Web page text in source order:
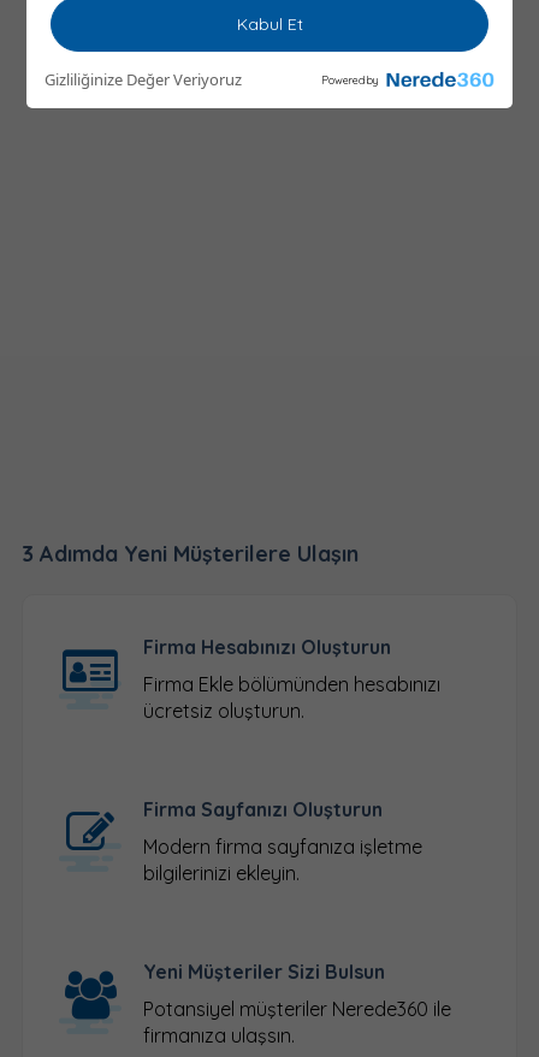
Kabul Et
Gizliliğinize Değer Veriyoruz Powered by
3 Adımda Yeni Müşterilere Ulaşın
Firma Hesabınızı Oluşturun
Firma Eklebölümünden hesabınızı
ücretsiz oluşturun.
Firma Sayfanızı Oluşturun
Modern firma sayfanıza işletme
bilgilerinizi ekleyin.
Yeni Müşteriler Sizi Bulsun
Potansiyel müşteriler Nerede360 ile
firmanıza ulaşsın.